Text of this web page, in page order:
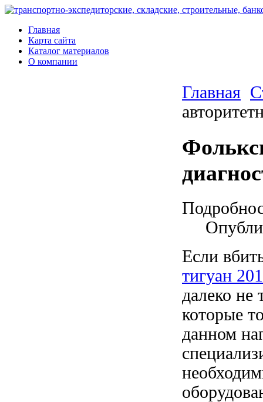
Главная
Карта сайта
Каталог материалов
О компании
Главная
Если
тигуан
далеко не
которые
данном